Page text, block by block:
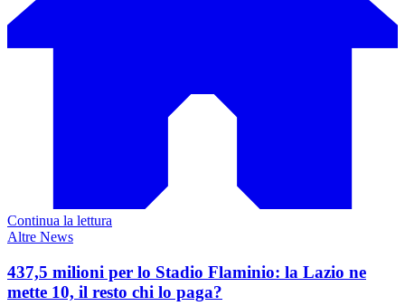
Continua la lettura
Altre News
437,5 milioni per lo Stadio Flaminio: la Lazio ne
mette 10, il resto chi lo paga?